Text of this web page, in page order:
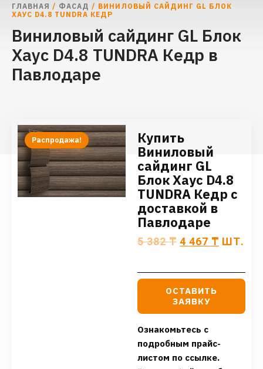
ГЛАВНАЯ / ФАСАД / ВИНИЛОВЫЙ САЙДИНГ GL БЛОК
ХАУС D4.8 TUNDRA КЕДР
Виниловый сайдинг GL Блок
Хаус D4.8 TUNDRA Кедр в
Павлодаре
Распродажа!
Купить
Виниловый
сайдинг GL
Блок Хаус D4.8
TUNDRA Кедр с
доставкой в
Павлодаре
5 382₸ 4 467 ₸ ШТ.
ОСТАВИТЬ
ЗАЯВКУ
Ознакомьтесь с
подробным прайс-
листом по ссылке.